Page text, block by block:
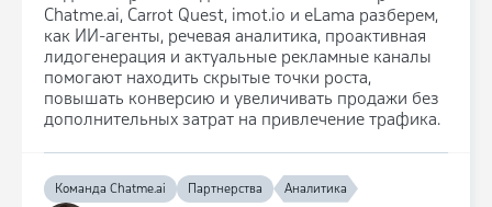
Chatme.ai, Carrot Quest, imot.io и eLama разберем,
как ИИ-агенты, речевая аналитика, проактивная
лидогенерация и актуальные рекламные каналы
помогают находить скрытые точки роста,
повышать конверсию и увеличивать продажи без
дополнительных затрат на привлечение трафика.
Команда Chatme.ai Партнерства Аналитика